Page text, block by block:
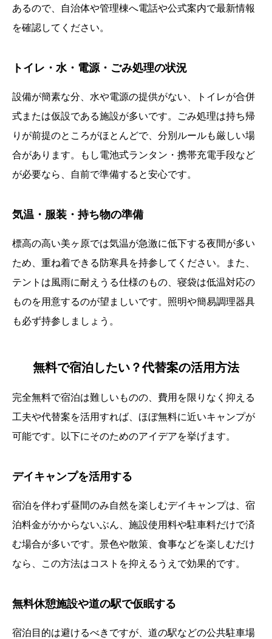
あるので、自治体や管理棟へ電話や公式案内で最新情報
を確認してください。
トイレ・水・電源・ごみ処理の状況
設備が簡素な分、水や電源の提供がない、トイレが合併
式または仮設である施設が多いです。ごみ処理は持ち帰
りが前提のところがほとんどで、分別ルールも厳しい場
合があります。もし電池式ランタン・携帯充電手段など
が必要なら、自前で準備すると安心です。
気温・服装・持ち物の準備
標高の高い美ヶ原では気温が急激に低下する夜間が多い
ため、重ね着できる防寒具を持参してください。また、
テントは風雨に耐えうる仕様のもの、寝袋は低温対応の
ものを用意するのが望ましいです。照明や簡易調理器具
も必ず持参しましょう。
無料で宿泊したい？代替案の活用方法
完全無料で宿泊は難しいものの、費用を限りなく抑える
工夫や代替案を活用すれば、ほぼ無料に近いキャンプが
可能です。以下にそのためのアイデアを挙げます。
デイキャンプを活用する
宿泊を伴わず昼間のみ自然を楽しむデイキャンプは、宿
泊料金がかからないぶん、施設使用料や駐車料だけで済
む場合が多いです。景色や散策、食事などを楽しむだけ
なら、この方法はコストを抑えるうえで効果的です。
無料休憩施設や道の駅で仮眠する
宿泊目的は避けるべきですが、道の駅などの公共駐車場